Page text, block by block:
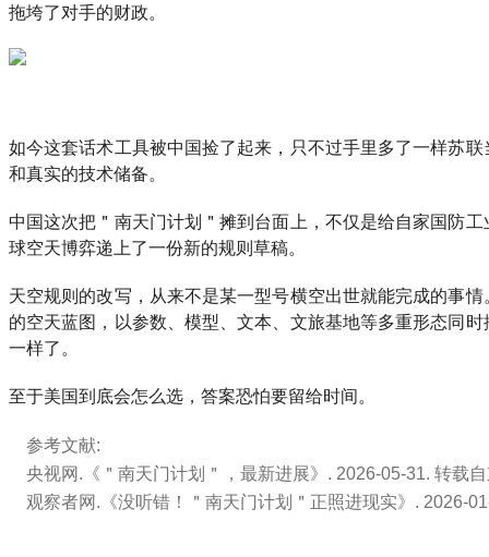
拖垮了对手的财政。
如今这套话术工具被中国捡了起来，只不过手里多了一样苏
和真实的技术储备。
中国这次把＂南天门计划＂摊到台面上，不仅是给自家国防
球空天博弈递上了一份新的规则草稿。
天空规则的改写，从来不是某一型号横空出世就能完成的事
的空天蓝图，以参数、模型、文本、文旅基地等多重形态同
一样了。
至于美国到底会怎么选，答案恐怕要留给时间。
参考文献:
央视网.《＂南天门计划＂，最新进展》. 2026-05-31. 转载
观察者网.《没听错！＂南天门计划＂正照进现实》. 2026-